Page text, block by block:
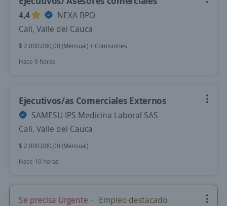
4,4
NEXA BPO
Cali, Valle del Cauca
$ 2.000.000,00 (Mensual) + Comisiones
Hace 9 horas
Ejecutivos/as Comerciales Externos
SAMESU IPS Medicina Laboral SAS
Cali, Valle del Cauca
$ 2.000.000,00 (Mensual)
Hace 10 horas
Se precisa Urgente Empleo destacado